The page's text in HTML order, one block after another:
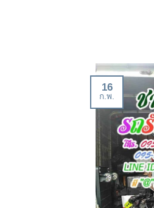
16
ก.พ.